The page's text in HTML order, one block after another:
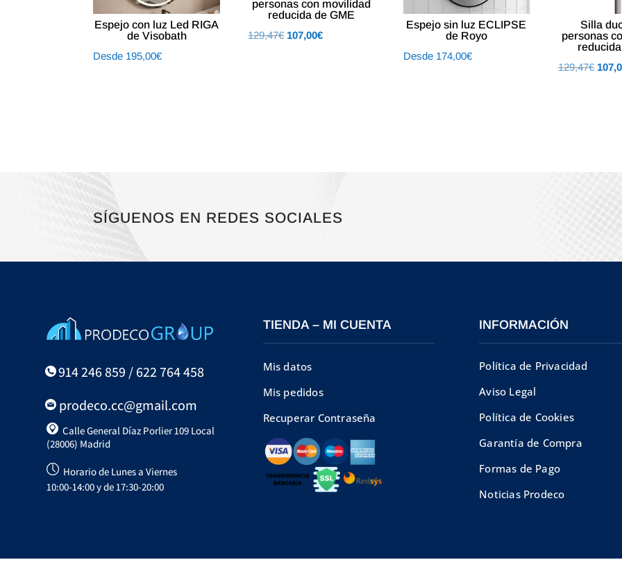
Espejo con luz Led RIGA
de Visobath
Desde 195,00€
personas con movilidad
reducida de GME
129,47€ El
107,00€El
Espejo sin luz ECLIPSE
de Royo
Desde 174,00€
Silla
personas
129,47€ El
SÍGUENOS EN REDES SOCIALES
914 246 859 / 622 764 458
prodeco.cc@gmail.com
Calle General Díaz Porlier 109 Local
(28006) Madrid
Horario de Lunes a Viernes
10:00-14:00 y de 17:30-20:00
TIENDA – MI CUENTA
Mis datos
Mis pedidos
Recuperar Contraseña
INFORMACIÓN
Política de Privacidad
Aviso Legal
Política de Cookies
Garantía de Compra
Formas de Pago
Noticias Prodeco